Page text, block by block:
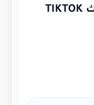
زيادة متابعين تيك توك TIKTOK